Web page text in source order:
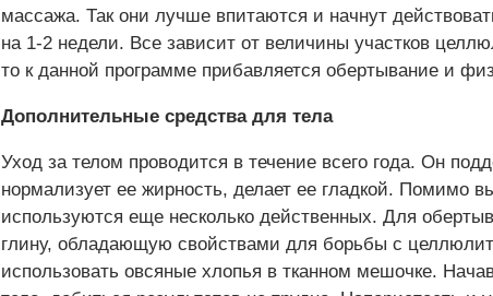
массажа. Так они лучше впитаются и начнут
на 1-2 недели. Все зависит от величины участков
то к данной программе прибавляется обертывание и
Дополнительные средства для тела
Уход за телом проводится в течение всего года. Он
нормализует ее жирность, делает ее гладкой. Помимо
используются еще несколько действенных. Для
глину, обладающую свойствами для борьбы с
использовать овсяные хлопья в тканном мешочке.